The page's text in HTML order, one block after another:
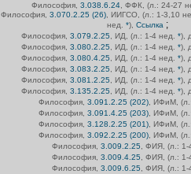
Философия, 3.038.6.24 , ФФК, (л.: 24-27
Философия, 3.070.2.25 (26) , ИИГСО, (л.: 1-3,10
нед. *), Ссылка ;
Философия,3.079.2.25 , ИД, (л.: 1-4 нед.*),
Философия,3.080.2.25 , ИД, (л.: 1-4 нед.*),
Философия,3.080.4.25 , ИД, (л.: 1-4 нед.*),
Философия,3.083.2.25 , ИД, (л.: 1-4 нед.*),
Философия,3.081.2.25 , ИД, (л.: 1-4 нед.*),
Философия,3.135.2.25 , ИД, (л.: 1-4 нед.*),
Философия,3.091.2.25 (202) , ИФиМ,
Философия,3.091.4.25 (203) , ИФиМ,
Философия,3.128.2.25 (201) , ИФиМ,
Философия,3.092.2.25 (200) , ИФиМ,
Философия,3.009.2.25
, ФИЯ, (л.:
Философия,3.009.4.25
, ФИЯ, (л.:
Философия,3.009.6.25
, ФИЯ, (л.: